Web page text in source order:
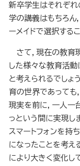
新卒学生はそれぞれ
学の講義はもちろん
ーメイドで選択する
さて，現在の教育
した様々な教育活
と考えられるでしょ
育の世界であっても
現実を前に，一人一
っという間に実現し
スマートフォンを持
になったことを考え
により大きく変化し